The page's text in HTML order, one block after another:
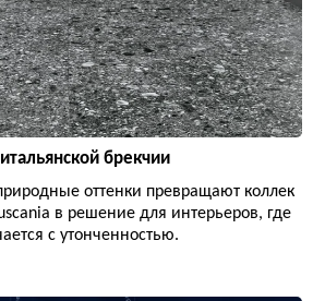
брекчии
оттенки превращают коллек
в решение для интерьеров, где
с утонченностью.